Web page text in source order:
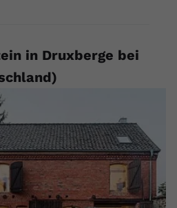
in Druxberge bei